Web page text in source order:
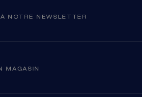
À NOTRE NEWSLETTER
MAGASIN